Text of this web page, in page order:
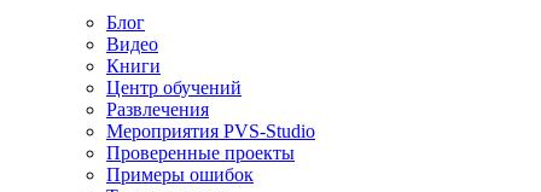
Блог
Видео
Книги
Центр обучений
Развлечения
Мероприятия PVS-Studio
Проверенные проекты
Примеры ошибок